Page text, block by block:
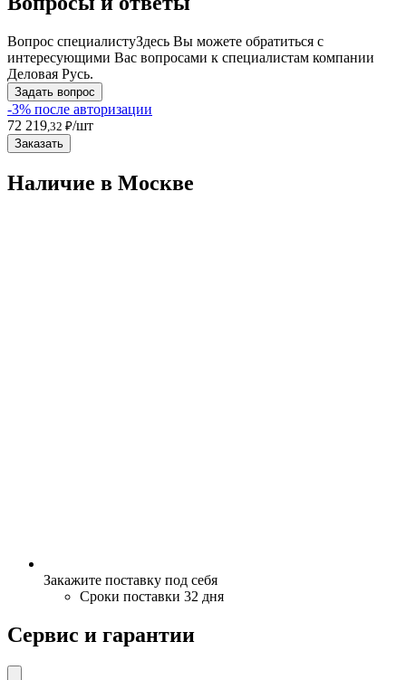
Вопрос специалистуЗдесь Вы можете обратиться с
интересующими Вас вопросами к специалистам компании
Деловая Русь.
Задать вопрос
-3% после авторизации
72 219,32 ₽/шт
Заказать
Наличие в Москвe
Закажите поставку под себя
Сроки поставки 32 дня
Сервис и гарантии